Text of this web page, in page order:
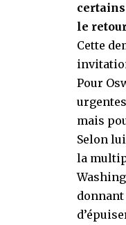
le
Cette
Pour
mais
Selon
la